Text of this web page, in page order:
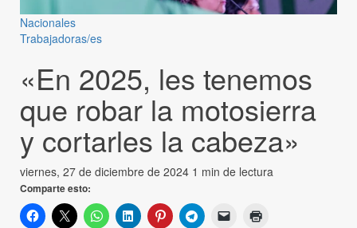
Nacionales
Trabajadoras/es
«En 2025, les tenemos
que robar la motosierra
y cortarles la cabeza»
viernes, 27 de diciembre de 2024 1 min de lectura
Comparte esto: